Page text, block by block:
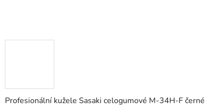
Profesionální kužele Sasaki celogumové M-34H-F černé